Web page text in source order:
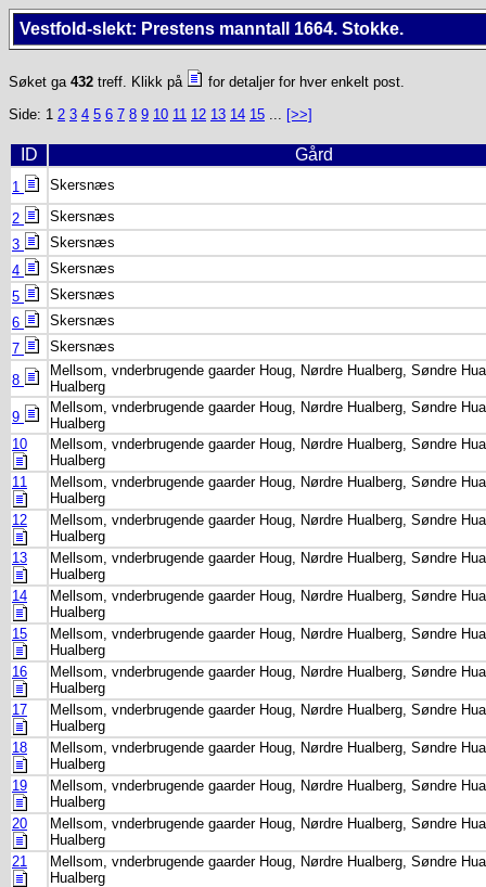
Vestfold-slekt: Prestens manntall 1664. Stokke.
Søket ga 432 treff. Klikk på
for detaljer for hver enkelt post.
Side: 1 2 3 4 5 6 7 8 9 10 11 12 13 14 15 ... [>>]
ID Gård
1 Skersnæs
2
Skersnæs
3
Skersnæs
4
Skersnæs
5
Skersnæs
6
Skersnæs
7
Skersnæs
8
Mellsom, vnderbrugende gaarder Houg, Nørdre Hualberg, Søndre
Hualberg
9
Mellsom, vnderbrugende gaarder Houg, Nørdre Hualberg, Søndre
Hualberg
10
Mellsom, vnderbrugende gaarder Houg, Nørdre Hualberg, Søndre
Hualberg
11
Mellsom, vnderbrugende gaarder Houg, Nørdre Hualberg, Søndre
Hualberg
12
Mellsom, vnderbrugende gaarder Houg, Nørdre Hualberg, Søndre
Hualberg
13
Mellsom, vnderbrugende gaarder Houg, Nørdre Hualberg, Søndre
Hualberg
14
Mellsom, vnderbrugende gaarder Houg, Nørdre Hualberg, Søndre
Hualberg
15
Mellsom, vnderbrugende gaarder Houg, Nørdre Hualberg, Søndre
Hualberg
16
Mellsom, vnderbrugende gaarder Houg, Nørdre Hualberg, Søndre
Hualberg
17
Mellsom, vnderbrugende gaarder Houg, Nørdre Hualberg, Søndre
Hualberg
18
Mellsom, vnderbrugende gaarder Houg, Nørdre Hualberg, Søndre
Hualberg
19
Mellsom, vnderbrugende gaarder Houg, Nørdre Hualberg, Søndre
Hualberg
20
Mellsom, vnderbrugende gaarder Houg, Nørdre Hualberg, Søndre
Hualberg
21
Mellsom, vnderbrugende gaarder Houg, Nørdre Hualberg, Søndre
Hualberg